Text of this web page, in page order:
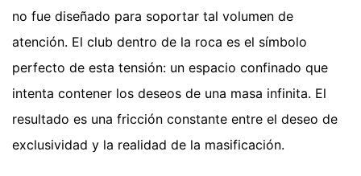
no fue diseñado para soportar tal volumen de
atención. El club dentro de la roca es el símbolo
perfecto de esta tensión: un espacio confinado que
intenta contener los deseos de una masa infinita. El
resultado es una fricción constante entre el deseo de
exclusividad y la realidad de la masificación.